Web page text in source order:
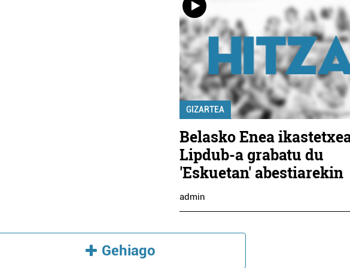
GIZARTEA
Belasko Enea
Lipdub-a grabatu du
'Eskuetan' abestiarekin
admin
Gehiago